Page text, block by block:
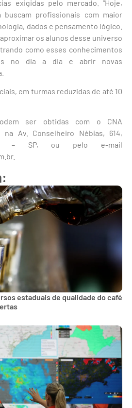
exigidas pelo mercado. “Hoje,
profissionais com maior
dados e pensamento lógico.
os alunos desse universo
como esses conhecimentos
no dia a dia e abrir novas
em turmas reduzidas de até 10
ser obtidas com o CNA
na Av. Conselheiro Nébias, 614,
– SP, ou pelo e-mail
estaduais de qualidade do café